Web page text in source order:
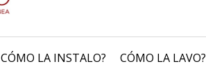
CÓMO LA INSTALO? CÓMO LA LAVO?